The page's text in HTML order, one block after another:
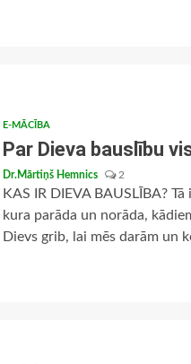
E-MĀCĪBA
Par Dieva bauslību
Dr.Mārtiņš Hemnics 2
KAS IR DIEVA BAUSLĪBA?
kura parāda un norāda,
Dievs grib, lai mēs darām un